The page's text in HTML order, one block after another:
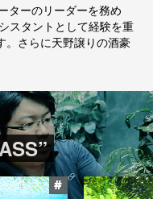
ターのリーダーを務め
スタントとして経験を重
。さらに天野譲りの酒豪
#